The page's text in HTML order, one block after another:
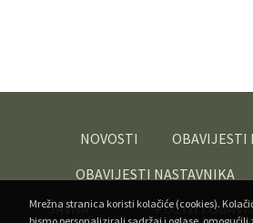
NOVOSTI
OBAVIJESTI
OBAVIJESTI NASTAVNIKA
JAVNA
POZIVI I
Mrežna stranica koristi kolačiće (cookies).